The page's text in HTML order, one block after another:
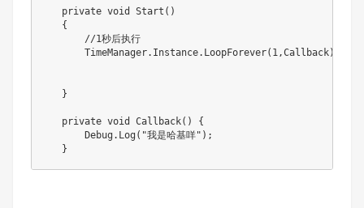
   private void Start()
   {
       //1秒后执行
       TimeManager.Instance.LoopForever(1,Callback);
   }
   private void Callback() {
       Debug.Log("我是哈基咩");
   }